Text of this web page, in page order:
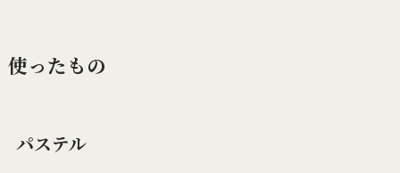
使ったもの
パステル